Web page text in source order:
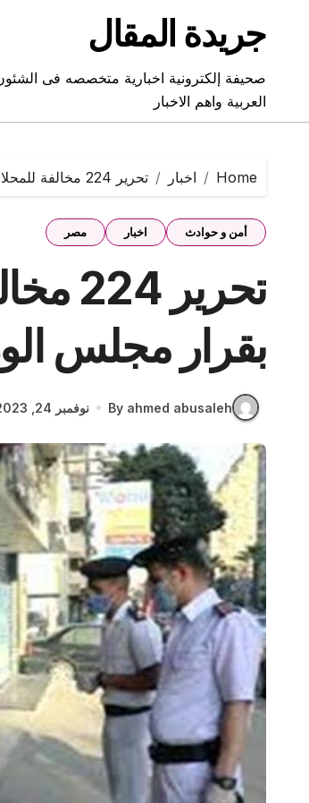
contentجريدة المقال
صحيفة إلكترونية اخبارية متخصصه فى
العربية واهم الاخبار
Home اخبار تحرير 224 مخالفة للمحلات غير الملتزمة بقرار مجلس الوزراء بالغلق لترشيد الكهرباء
أمن و حوادث اخبار مصر
بقرار مجلس
By ahmed abusaleh نوفمبر 24, 2023